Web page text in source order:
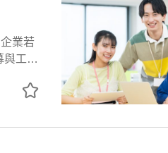
業若
與工作